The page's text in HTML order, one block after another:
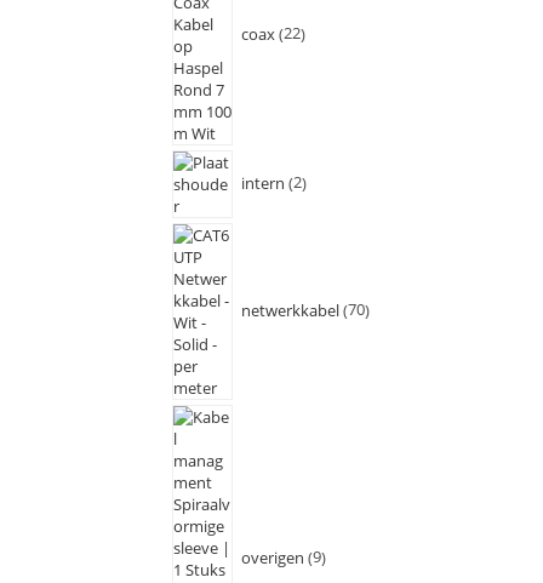
coax 22
intern 2
netwerkkabel 70
overigen 9